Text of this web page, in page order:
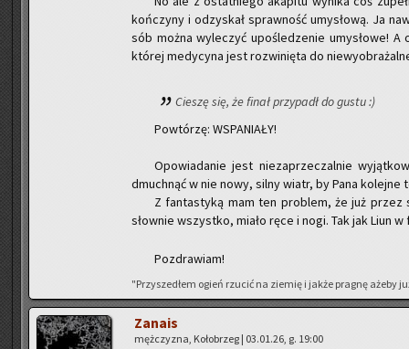
koń­czy­ny i od­zy­skał spraw­ność umy­sło­wą. Ja
sób można wy­le­czyć upo­śle­dze­nie umy­sło­we!
któ­rej me­dy­cy­na jest roz­wi­nię­ta do
Cie­szę się, że finał przy­padł do gustu :)
Po­wtó­rzę: WSPA­NIA­ŁY!
Opo­wia­da­nie jest nie­za­prze­czal­nie
dmuch­nąć w nie nowy, silny wiatr, by Pana
Z fan­ta­sty­ką mam ten pro­blem, że już
słow­nie wszyst­ko, miało ręce i nogi. Tak jak Liun
Po­zdra­wiam!
"Przy­sze­dłem ogień rzu­cić na zie­mię i jakże pra­gnę ażeby
Za­na­is
męż­czy­zna, Ko­ło­brzeg | 03.01.26, g. 19:00